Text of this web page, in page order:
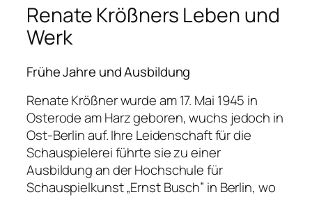
Renate Krößners Leben und
Werk
Frühe Jahre und Ausbildung
Renate Krößner wurde am 17. Mai 1945 in
Osterode am Harz geboren, wuchs jedoch in
Ost-Berlin auf. Ihre Leidenschaft für die
Schauspielerei führte sie zu einer
Ausbildung an der Hochschule für
Schauspielkunst „Ernst Busch” in Berlin, wo